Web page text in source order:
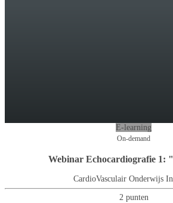
E-learning
On-demand
Webinar Echocardiografie 1:
CardioVasculair Onderwijs
2 punten